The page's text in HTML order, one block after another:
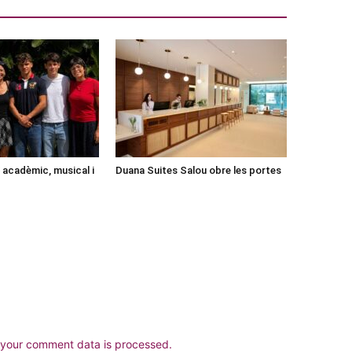
musical i
Duana Suites Salou obre les portes
comment data is processed.